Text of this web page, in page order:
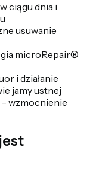
ciągu dnia i
usuwanie
microRepair®
i działanie
jamy ustnej
– wzmocnienie